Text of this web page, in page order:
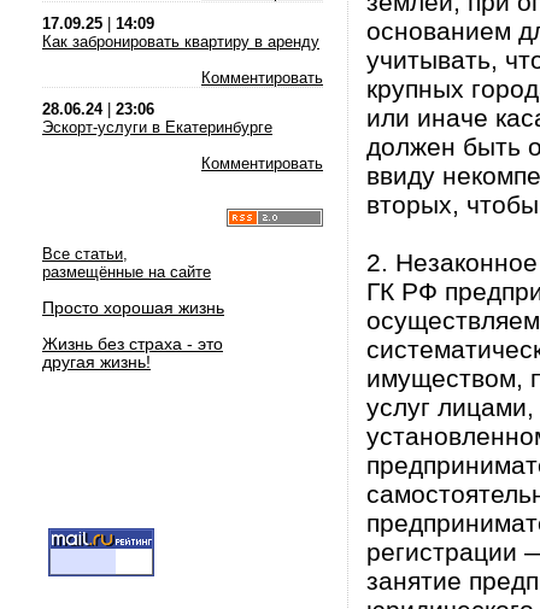
17.09.25
14:09
Как забронировать квартиру в аренду
Комментировать
28.06.24| 23:06
Эскорт-услуги в Екатеринбурге
Комментировать
Все статьи,
размещённые на сайте
Просто хорошая жизнь
Жизнь без страха - это
другая жизнь!
основанием
учитывать,
крупных
или иначе
должен быть
ввиду
вторых,
2.
ГК РФ
имуществом,
услуг
регистрации
занятие